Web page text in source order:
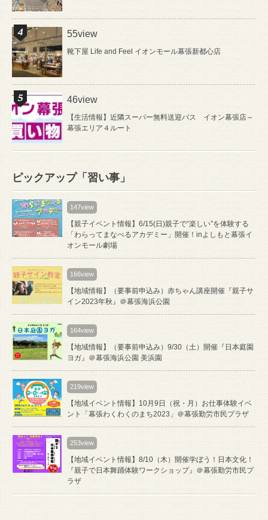
55view
靴下屋 Life and Feel イオンモール幕張新都心店
46view
【生活情報】近隣スーパー無料送迎バス イオン幕張店～
幕張エリア４ルート
ピックアップ「習い事」
147view
【親子イベント情報】6/15(日)親子で“楽しい”を体験する
「わらってまなべるアカデミー」開催！inよしもと幕張イ
オンモール劇場
166view
【地域情報】（要事前申込み）赤ちゃん講座開催『親子サ
イン2023年秋』＠幕張海浜公園
164view
【地域情報】（要事前申込み）9/30（土）開催『日本庭園
ヨガ』＠幕張海浜公園 美浜園
219view
【地域イベント情報】10月9日（祝・月）お仕事体験イベ
ント「幕張わくわくのまち2023」＠幕張勤労市民プラザ
253view
【地域イベント情報】8/10（木）開催学ぼう！日本文化！
『親子で日本舞踊体験ワークショップ』＠幕張勤労市民プ
ラザ